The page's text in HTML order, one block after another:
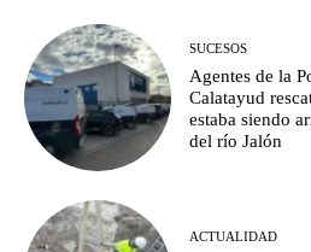
SUCESOS
Agentes de la
Calatayud
estaba siendo
del río Jalón
ACTUALIDAD